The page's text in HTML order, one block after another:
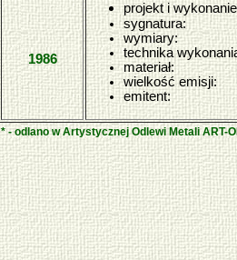
1986
projekt i
sygnatura:
wymiary:
technika
materiał:
wielkość emisji:
emitent:
* - odlano w Artystycznej Odlewi Metali ART-